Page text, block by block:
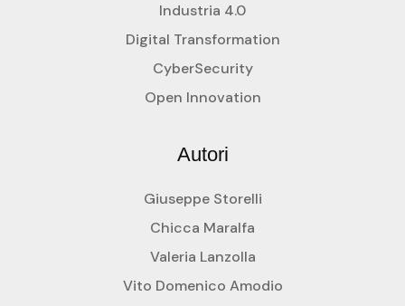
Industria 4.0
Digital Transformation
CyberSecurity
Open Innovation
Autori
Giuseppe Storelli
Chicca Maralfa
Valeria Lanzolla
Vito Domenico Amodio